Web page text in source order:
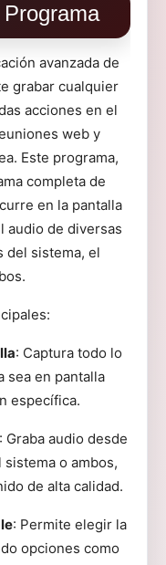
avanzada de
grabar cualquier
acciones en el
web y
Este programa,
completa de
en la pantalla
audio de diversas
del sistema, el
: Captura todo lo
sea en pantalla
específica.
: Graba audio desde
o ambos,
de alta calidad.
: Permite elegir la
opciones como